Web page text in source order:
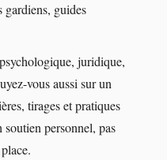
gardiens, guides
juridique,
vous aussi sur un
tirages et pratiques
soutien personnel, pas